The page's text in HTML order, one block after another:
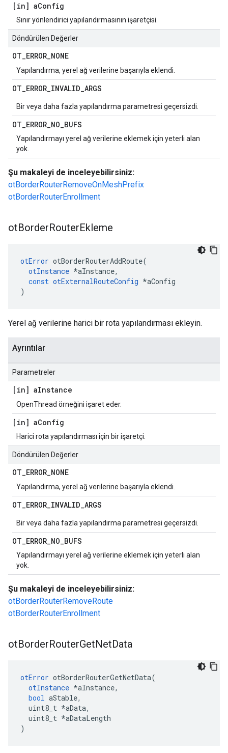
[in] aConfig
Sınır yönlendirici yapılandırmasının işaretçisi.
Döndürülen Değerler
OT_ERROR_NONE
Yapılandırma, yerel ağ verilerine başarıyla eklendi.
OT_ERROR_INVALID_ARGS
Bir veya daha fazla yapılandırma parametresi geçersizdi.
OT_ERROR_NO_BUFS
Yapılandırmayı yerel ağ verilerine eklemek için yeterli alan
yok.
Şu makaleyi de inceleyebilirsiniz:
otBorderRouterRemoveOnMeshPrefix
otBorderRouterEnrollment
otBorderRouterEkleme
otError otBorderRouterAddRoute(
otInstance *aInstance,
const otExternalRouteConfig *aConfig
)
Yerel ağ verilerine harici bir rota yapılandırması ekleyin.
Ayrıntılar
Parametreler
[in] aInstance
OpenThread örneğini işaret eder.
[in] aConfig
Harici rota yapılandırması için bir işaretçi.
Döndürülen Değerler
OT_ERROR_NONE
Yapılandırma, yerel ağ verilerine başarıyla eklendi.
OT_ERROR_INVALID_ARGS
Bir veya daha fazla yapılandırma parametresi geçersizdi.
OT_ERROR_NO_BUFS
Yapılandırmayı yerel ağ verilerine eklemek için yeterli alan
yok.
Şu makaleyi de inceleyebilirsiniz:
otBorderRouterRemoveRoute
otBorderRouterEnrollment
otBorderRouterGetNetData
otError otBorderRouterGetNetData(
otInstance *aInstance,
bool aStable,
uint8_t *aData,
uint8_t *aDataLength
)